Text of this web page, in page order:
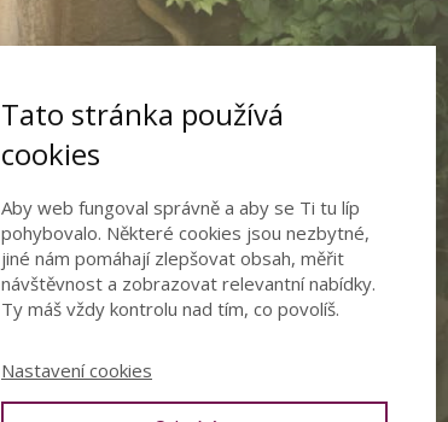
Tato stránka používá
cookies
Aby web fungoval správně a aby se Ti tu líp
pohybovalo. Některé cookies jsou nezbytné,
jiné nám pomáhají zlepšovat obsah, měřit
návštěvnost a zobrazovat relevantní nabídky.
Ty máš vždy kontrolu nad tím, co povolíš.
Nastavení cookies